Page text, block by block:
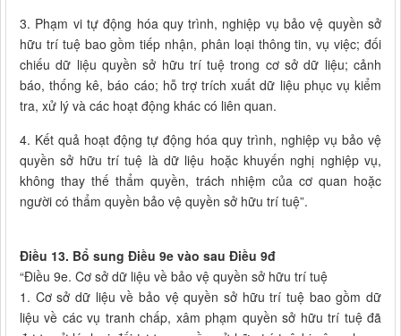
3. Phạm vi tự động hóa quy trình, nghiệp vụ bảo vệ quyền sở
hữu trí tuệ bao gồm tiếp nhận, phân loại thông tin, vụ việc; đối
chiếu dữ liệu quyền sở hữu trí tuệ trong cơ sở dữ liệu; cảnh
báo, thống kê, báo cáo; hỗ trợ trích xuất dữ liệu phục vụ kiểm
tra, xử lý và các hoạt động khác có liên quan.
4. Kết quả hoạt động tự động hóa quy trình, nghiệp vụ bảo vệ
quyền sở hữu trí tuệ là dữ liệu hoặc khuyến nghị nghiệp vụ,
không thay thế thẩm quyền, trách nhiệm của cơ quan hoặc
người có thẩm quyền bảo vệ quyền sở hữu trí tuệ”.
Điều 13. Bổ sung Điều 9e vào sau Điều 9đ
“Điều 9e. Cơ sở dữ liệu về bảo vệ quyền sở hữu trí tuệ
1. Cơ sở dữ liệu về bảo vệ quyền sở hữu trí tuệ bao gồm dữ
liệu về các vụ tranh chấp, xâm phạm quyền sở hữu trí tuệ đã